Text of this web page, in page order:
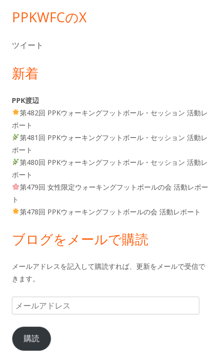
PPKWFCのX
ツイート
新着
PPK渡辺
第482回 PPKウォーキングフットボール・セッション 活動レ
ポート
第481回 PPKウォーキングフットボール・セッション 活動レ
ポート
第480回 PPKウォーキングフットボール・セッション 活動レ
ポート
第479回 女性限定ウォーキングフットボールの会 活動レポー
ト
第478回 PPKウォーキングフットボールの会 活動レポート
ブログをメールで購読
メールアドレスを記入して購読すれば、更新をメールで受信で
きます。
メ
ー
ル
ア
ド
購読